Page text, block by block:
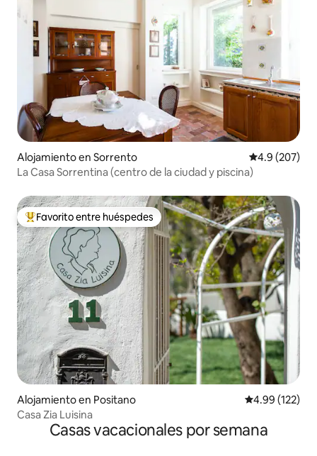
Alojamiento en Sorrento Calificación
4.9 (207)
La Casa Sorrentina (centro de la ciudad y piscina)
Favorito entre huéspedes preferido
Favorito entre huéspedes
Alojamiento en Positano Calificación
4.99 (122)
Casa Zia Luisina
Casas vacacionales por semana